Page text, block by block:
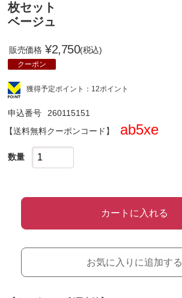
枚セット
ベージュ
販売価格 ¥2,750(税込)
クーポン
獲得予定ポイント：12ポイント
申込番号
260115151
クーポンコード
ab5xe
数量
カートに入れる
お気に入りに追加する